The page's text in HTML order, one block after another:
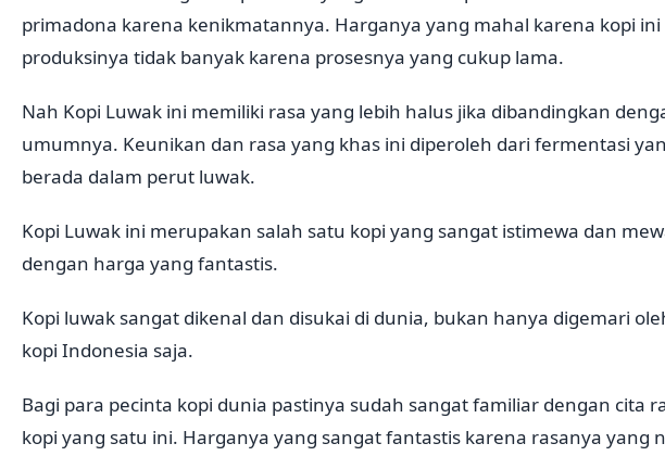
primadona karena kenikmatannya. Harganya yang mahal karena kopi
produksinya tidak banyak karena prosesnya yang cukup lama.
Nah Kopi Luwak ini memiliki rasa yang lebih halus jika dibandingkan
umumnya. Keunikan dan rasa yang khas ini diperoleh dari fermentasi
berada dalam perut luwak.
Kopi Luwak ini merupakan salah satu kopi yang sangat istimewa dan
dengan harga yang fantastis.
Kopi luwak sangat dikenal dan disukai di dunia, bukan hanya digemari
kopi Indonesia saja.
Bagi para pecinta kopi dunia pastinya sudah sangat familiar dengan cita
kopi yang satu ini. Harganya yang sangat fantastis karena rasanya yang